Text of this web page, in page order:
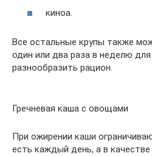
киноа.
Все остальные крупы также
один или два раза в неделю
разнообразить рацион.
Гречневая каша с овощами
При ожирении каши
есть каждый день, а в качестве